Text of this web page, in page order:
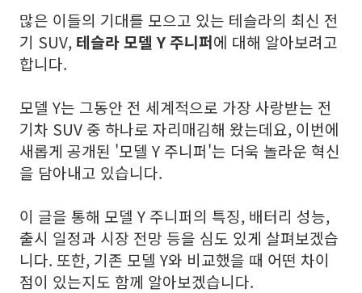
많은 이들의 기대를 모으고 있는 테슬라의 최신 전
기 SUV, 테슬라 모델 Y 주니퍼에 대해 알아보려고
합니다.
모델 Y는 그동안 전 세계적으로 가장 사랑받는 전
기차 SUV 중 하나로 자리매김해 왔는데요, 이번에
새롭게 공개된 '모델 Y 주니퍼'는 더욱 놀라운 혁신
을 담아내고 있습니다.
이 글을 통해 모델 Y 주니퍼의 특징, 배터리 성능,
출시 일정과 시장 전망 등을 심도 있게 살펴보겠습
니다. 또한, 기존 모델 Y와 비교했을 때 어떤 차이
점이 있는지도 함께 알아보겠습니다.